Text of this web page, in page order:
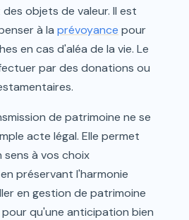
objets de valeur. Il est
à la prévoyance pour
en cas d'aléa de la vie. Le
par des donations ou
de patrimoine ne se
acte légal. Elle permet
sens à vos choix
préservant l'harmonie
en gestion de patrimoine
qu'une anticipation bien